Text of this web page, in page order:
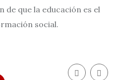
que la educación es el
social.